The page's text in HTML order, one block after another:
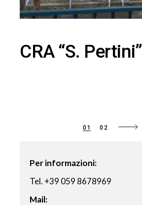
CRA “S. Pertini”
degli
articoli
01 02
Per informazioni:
Tel. +39 059 8678969
Mail: